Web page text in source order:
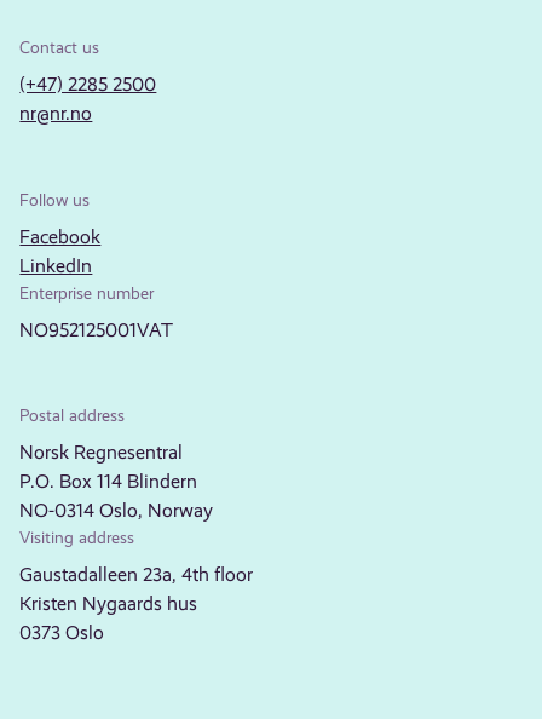
Contact us
(+47) 2285 2500
nr@nr.no
Follow us
Facebook
LinkedIn
Enterprise number
NO952125001VAT
Postal address
Norsk Regnesentral
P.O. Box 114 Blindern
NO-0314 Oslo, Norway
Visiting address
Gaustadalleen 23a, 4th floor
Kristen Nygaards hus
0373 Oslo